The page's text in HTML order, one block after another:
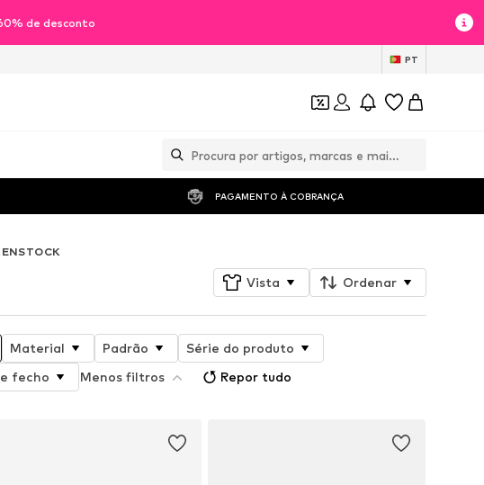
de desconto
PT
PAGAMENTO À COBRANÇA
Vista Ordenar
Material Padrão
Série do produto
fecho Menos filtros Repor tudo